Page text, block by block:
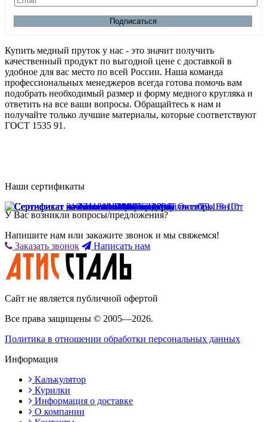
Подписаться
Купить медный пруток у нас - это значит получить
качественный продукт по выгодной цене с доставкой в
удобное для вас место по всей России. Наша команда
профессиональных менеджеров всегда готова помочь вам
подобрать необходимый размер и форму медного кругляка и
ответить на все ваши вопросы. Обращайтесь к нам и
получайте только лучшие материалы, которые соответствуют
ГОСТ 1535 91.
Наши сертификаты
У Вас возникли вопросы/предложения?
Напишите нам или закажите звонок и мы свяжемся!
Заказать звонок
Написать нам
Сайт не является публичной офертой
Все права защищены © 2005—2026.
Политика в отношении обработки персональных данных
Информация
Калькулятор
Курилки
Информация о доставке
О компании